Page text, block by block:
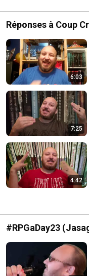
Réponses à Coup
6:03
7:25
4:42
#RPGaDay23